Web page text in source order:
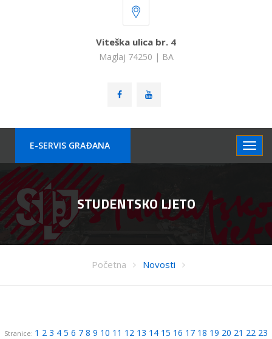
Viteška ulica br. 4
Maglaj 74250 | BA
E-SERVIS GRAÐANA
STUDENTSKO LJETO
Početna Novosti
Stranice: 1 2 3 4 5 6 7 8 9 10 11 12 13 14 15 16 17 18 19 20 21 22 23